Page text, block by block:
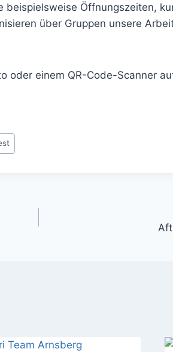
beispielsweise Öffnungszeiten,
über Gruppen unsere
oder einem QR-Code-Scanner